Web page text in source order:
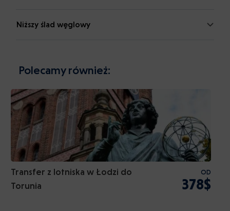
Niższy ślad węglowy
Polecamy również:
Transfer z lotniska w Łodzi do
Torunia
OD
378$